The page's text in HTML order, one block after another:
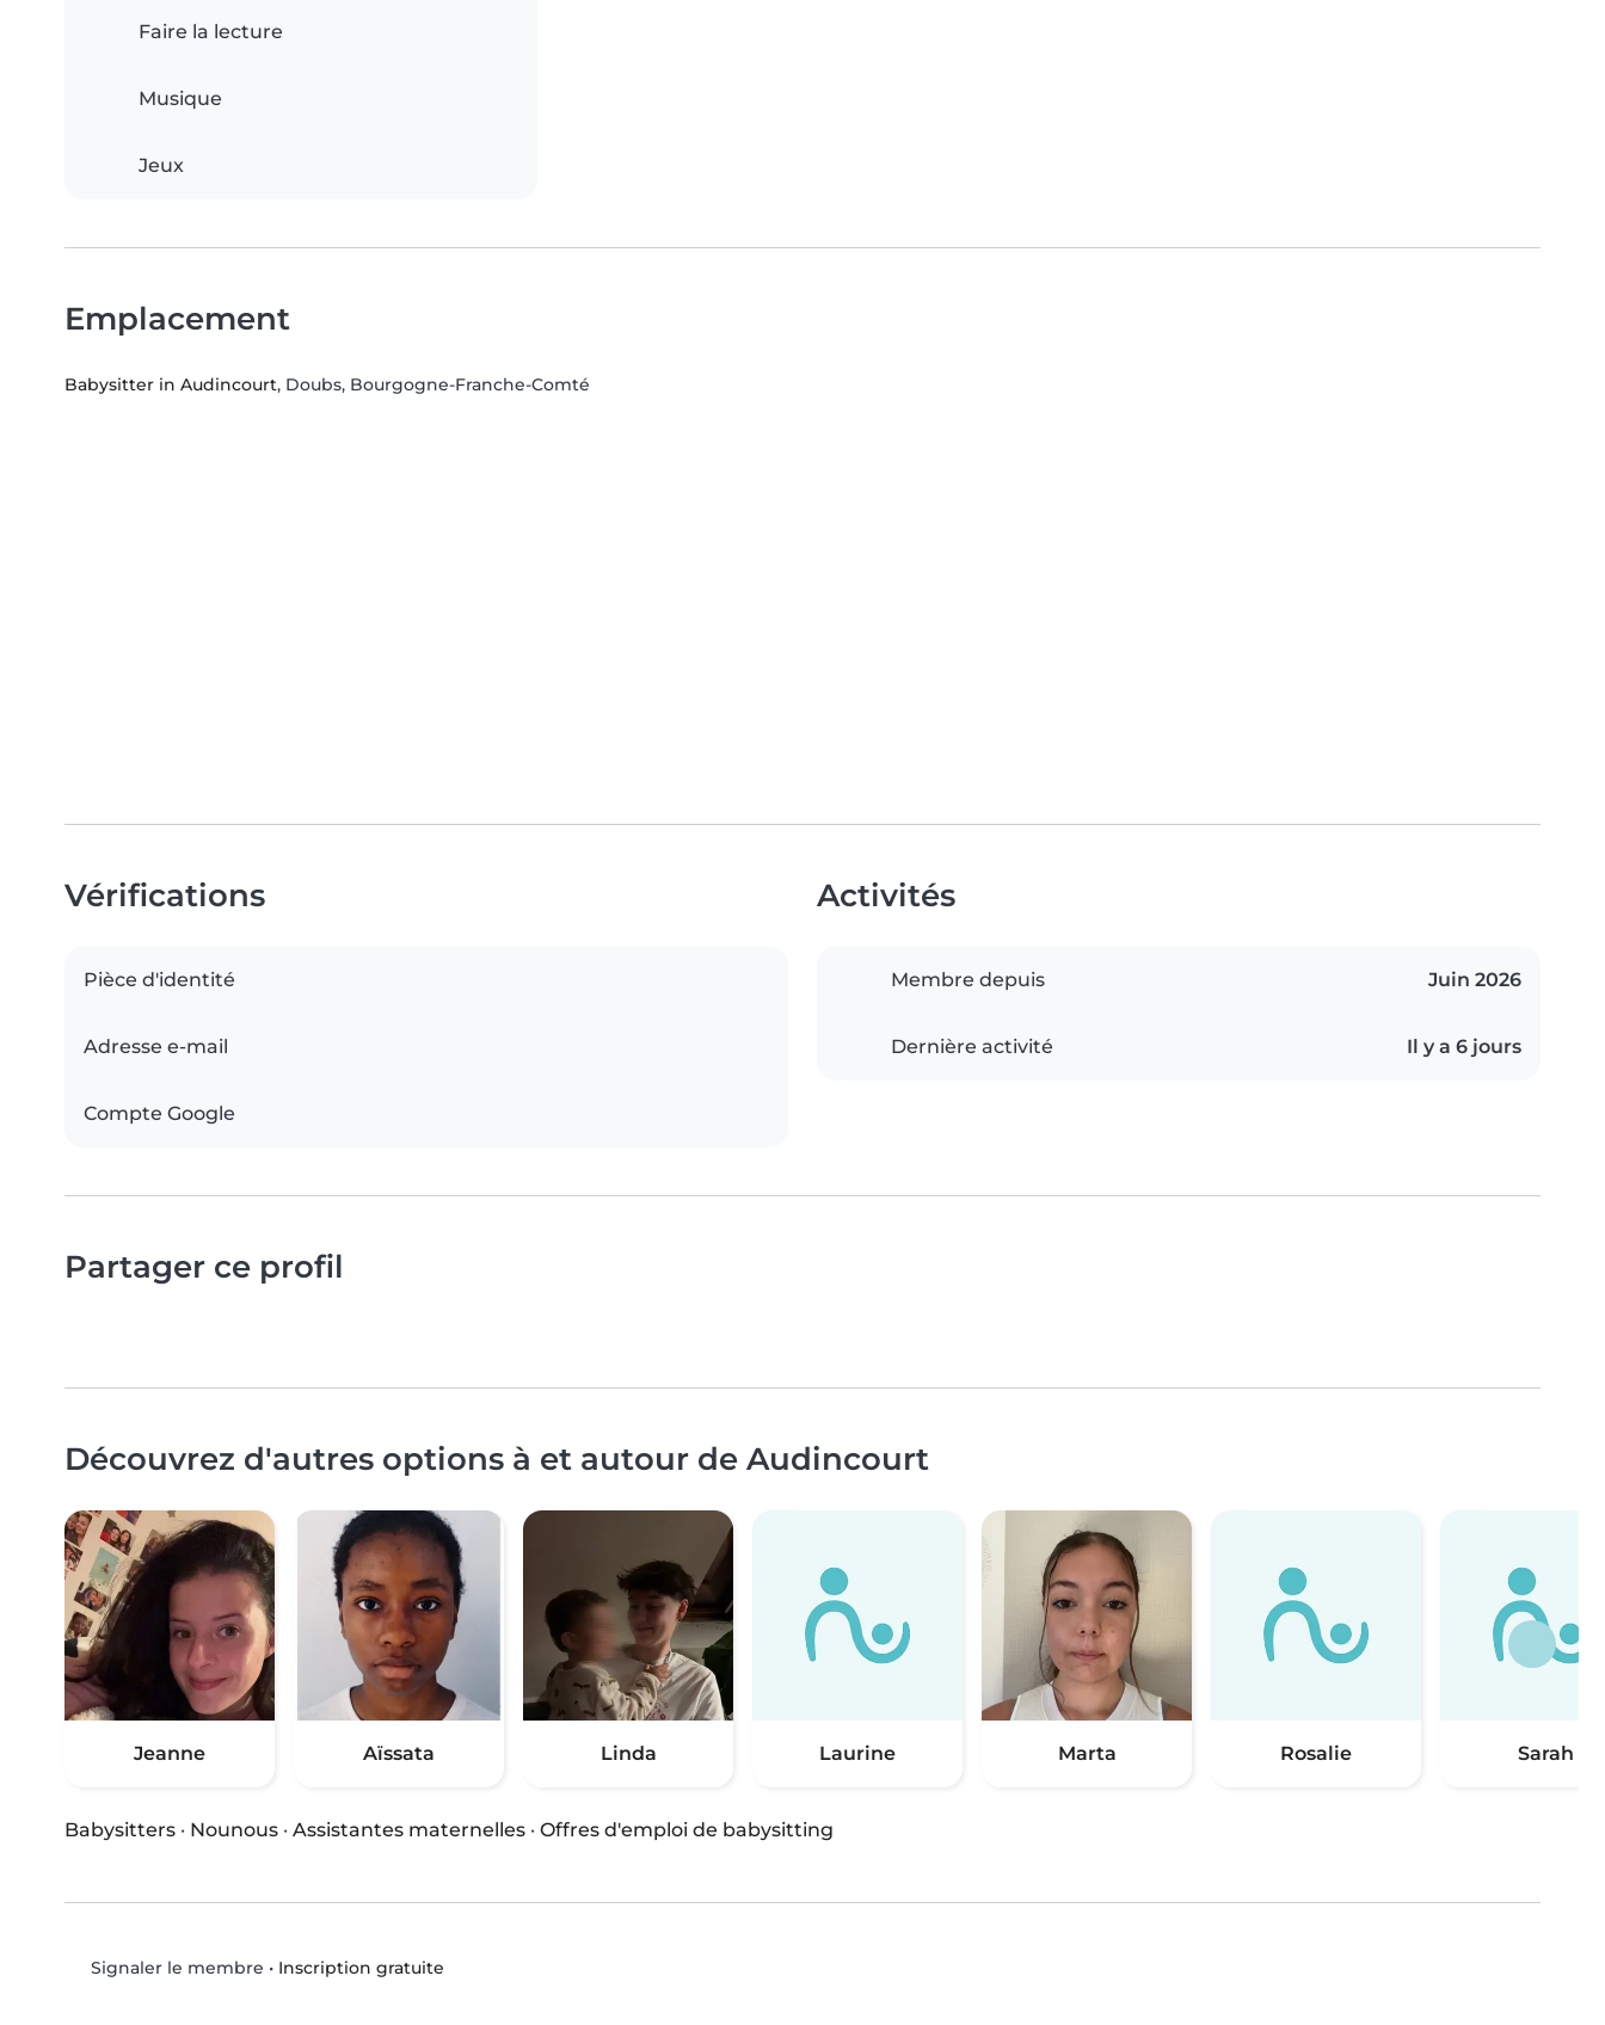
Faire la lecture
Musique
Jeux
Emplacement
Babysitter in Audincourt, Doubs, Bourgogne-Franche-Comté
Vérifications
Pièce d'identité
Adresse e-mail
Compte Google
Activités
Membre depuis Juin 2026
Dernière activité Il y a 6 jours
Partager ce profil
Découvrez d'autres options à et autour de Audincourt
Jeanne Aïssata Linda Laurine Marta Rosalie Sarah
Babysitters · Nounous · Assistantes maternelles · Offres d'emploi de babysitting
Signaler le membre • Inscription gratuite